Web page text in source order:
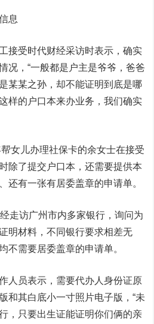
息
接受时代财经采访时表示，确实
况，“一般都是户主是爷爷，爸爸
某某之孙，却不能证明到底是哪
样的户口本来办业务，我们确实
儿办理社保卡的余女士在接受
除了提交户口本，还需要提供本
还有一张有居委盖章的申请单。
访广州市内多家银行，询问为
明材料，不同银行要求相差无
不需要居委盖章的申请单。
员表示，需要代办人身份证原
和其白底小一寸照片电子版，“未
，只要出生证能证明你们俩的亲